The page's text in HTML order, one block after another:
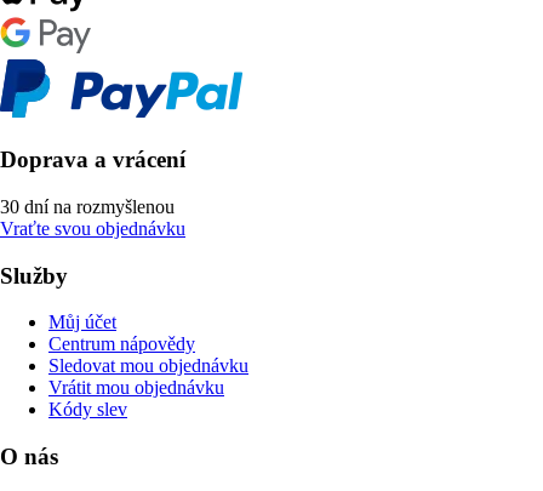
Doprava a vrácení
30 dní na rozmyšlenou
Vraťte svou objednávku
Služby
Můj účet
Centrum nápovědy
Sledovat mou objednávku
Vrátit mou objednávku
Kódy slev
O nás